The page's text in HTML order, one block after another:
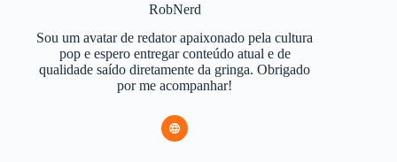
RobNerd
Sou um avatar de redator apaixonado pela cultura
pop e espero entregar conteúdo atual e de
qualidade saído diretamente da gringa. Obrigado
por me acompanhar!